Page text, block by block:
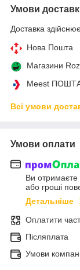
Умови
Доставка
Нова Пошта
Магазини
Meest
Всі умови
Умови оплати
Ви
або гроші
Детальніше
Оплатити
Післяплата
Умови